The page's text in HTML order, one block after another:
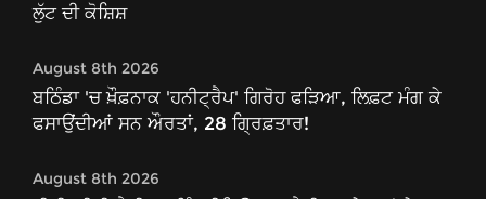
ਲੁੱਟ ਦੀ ਕੋਸ਼ਿਸ਼
August 8th 2026
ਬਠਿੰਡਾ 'ਚ ਖ਼ੌਫ਼ਨਾਕ 'ਹਨੀਟ੍ਰੈਪ' ਗਿਰੋਹ ਫੜਿਆ, ਲਿਫ਼ਟ ਮੰਗ ਕੇ
ਫਸਾਉਂਦੀਆਂ ਸਨ ਔਰਤਾਂ, 28 ਗ੍ਰਿਫ਼ਤਾਰ!
August 8th 2026